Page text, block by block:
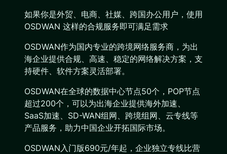
如果你是外贸、电商、社媒、跨国办公用户，使用
OSDWAN 这样的合规服务即可满足需求
OSDWAN作为国内专业的跨境网络服务商，为出
海企业提供合规、高速、稳定的网络解决方案，支
持硬件、软件方案灵活部署。
OSDWAN在全球的数据中心节点50个，POP节点
超过200个，可以为出海企业提供海外加速、
SaaS加速、SD-WAN组网、跨境组网、云专线等
产品服务，助力中国企业开拓国际市场。
OSDWAN入门版690元/年起，企业独立专线比营